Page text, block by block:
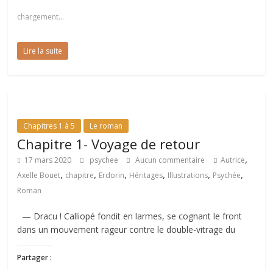
chargement…
Lire la suite
Chapitres 1 à 5 Le roman
Chapitre 1- Voyage de retour
17 mars 2020 psychee Aucun commentaire Autrice,
Axelle Bouet, chapitre, Erdorin, Héritages, Illustrations, Psychée,
Roman
— Dracu ! Calliopé fondit en larmes, se cognant le front
dans un mouvement rageur contre le double-vitrage du
Partager :